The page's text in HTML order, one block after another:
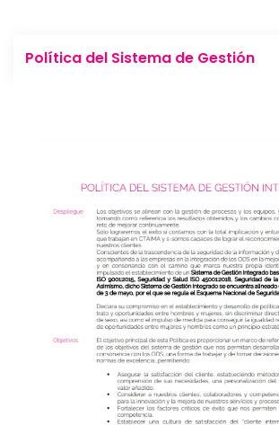
Política del Sistema de Gestión